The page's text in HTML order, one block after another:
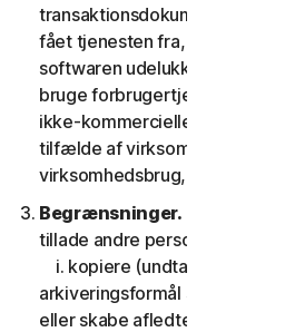
transaktionsdokumentation
fået tjenesten fra, og til at
softwaren udelukkende med
bruge forbrugertjenesterne til
ikke-kommercielle brug i
tilfælde af
virksomhedsbrug, i
Begrænsninger.
tillade andre personer at:
i. kopiere (undtagen til
arkiveringsformål som tilladt
eller skabe afledte værker